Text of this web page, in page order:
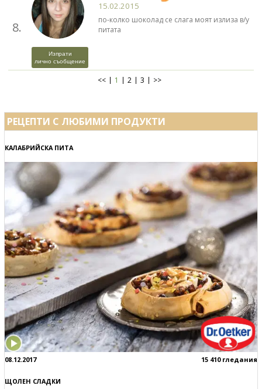
8.
Изпрати
лично съобщение
15.02.2015
по-колко шоколад се слага моят излиза в/у
питата
<< 1 2 3 >>
РЕЦЕПТИ С ЛЮБИМИ ПРОДУКТИ
КАЛАБРИЙСКА ПИТА
08.12.2017 15 410 гледания
ЩОЛЕН СЛАДКИ